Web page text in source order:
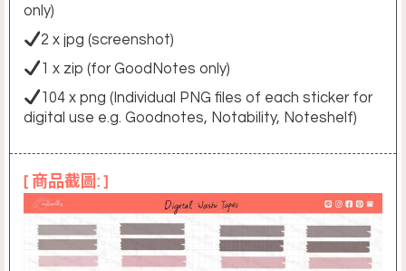
only)
2 x jpg (screenshot)
1 x zip (for GoodNotes only)
104 x png (Individual PNG files of each sticker for
digital use e.g. Goodnotes, Notability, Noteshelf)
[ 商品截圖: ]